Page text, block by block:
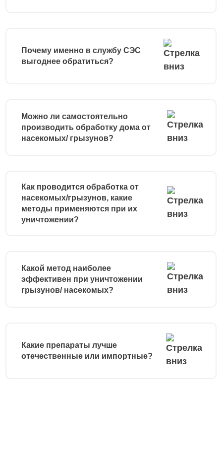
Почему именно в службу СЭС
выгоднее обратиться?
Можно ли самостоятельно
производить обработку дома от
насекомых/ грызунов?
Как проводится обработка от
насекомых/грызунов, какие
методы применяются при их
уничтожении?
Какой метод наиболее
эффективен при уничтожении
грызунов/ насекомых?
Какие препараты лучше
отечественные или импортные?